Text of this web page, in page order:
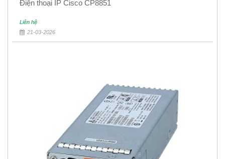
Điện thoại IP Cisco CP8851
Liên hệ
21-03-2026